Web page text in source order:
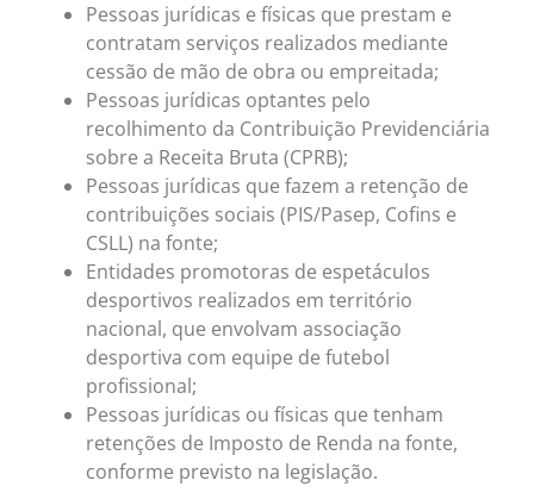
Pessoas jurídicas e físicas que prestam e
contratam serviços realizados mediante
cessão de mão de obra ou empreitada;​
Pessoas jurídicas optantes pelo
recolhimento da Contribuição Previdenciária
sobre a Receita Bruta (CPRB);​
Pessoas jurídicas que fazem a retenção de
contribuições sociais (PIS/Pasep, Cofins e
CSLL) na fonte;​
Entidades promotoras de espetáculos
desportivos realizados em território
nacional, que envolvam associação
desportiva com equipe de futebol
profissional;​
Pessoas jurídicas ou físicas que tenham
retenções de Imposto de Renda na fonte,
conforme previsto na legislação.